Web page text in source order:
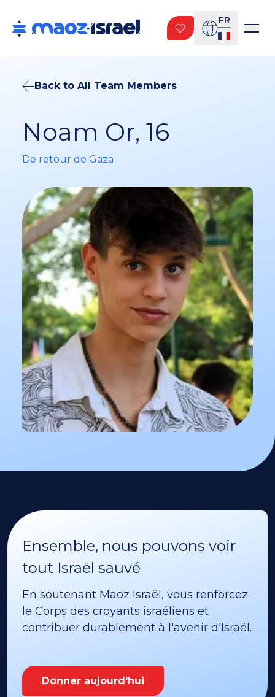
FR
Back to All Team Members
Noam Or, 16
De retour de Gaza
Ensemble, nous pouvons voir
tout Israël sauvé
En soutenant Maoz Israël, vous renforcez
le Corps des croyants israéliens et
contribuer durablement à l'avenir d'Israël.
Donner aujourd'hui